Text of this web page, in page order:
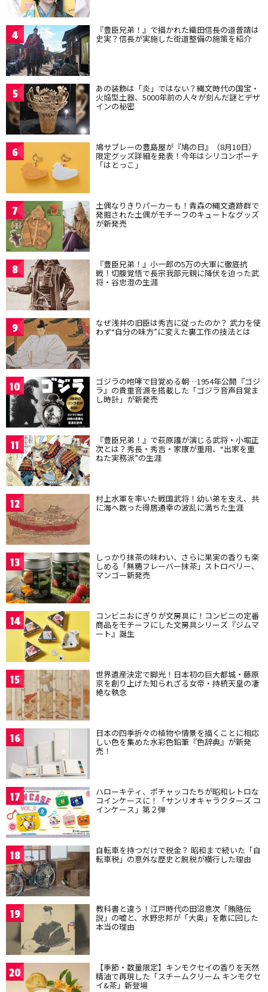
4 『豊臣兄弟！』で描かれた織田信長の道普請は
史実？信長が実施した街道整備の施策を紹介
5 あの装飾は「炎」ではない？縄文時代の国宝・
火焔型土器、5000年前の人々が刻んだ謎とデザ
インの秘密
6 鳩サブレーの豊島屋が『鳩の日』（8月10日）
限定グッズ詳細を発表！今年はシリコンポーチ
「はとっこ」
7 土偶なりきりパーカーも！青森の縄文遺跡群で
発掘された土偶がモチーフのキュートなグッズ
が新発売
8 『豊臣兄弟！』小一郎の5万の大軍に徹底抗
戦！切腹覚悟で長宗我部元親に降伏を迫った武
将・谷忠澄の生涯
9 なぜ浅井の旧臣は秀吉に従ったのか？ 武力を使
わず“自分の味方”に変えた裏工作の技法とは
10 ゴジラの咆哮で目覚める朝…1954年公開『ゴジ
ラ』の貴重音源を搭載した「ゴジラ音声目覚ま
し時計」が新発売
11 『豊臣兄弟！』で萩原護が演じる武将・小堀正
次とは？秀長・秀吉・家康が重用、“出家を重
ねた実務派”の生涯
12 村上水軍を率いた戦国武将！幼い弟を支え、共
に海へ散った得居通幸の波乱に満ちた生涯
13 しっかり抹茶の味わい、さらに果実の香りも楽
しめる「無糖フレーバー抹茶」ストロベリー、
マンゴー新発売
14 コンビニおにぎりが文房具に！コンビニの定番
商品をモチーフにした文房具シリーズ『ジムマ
ート』誕生
15 世界遺産決定で脚光！日本初の巨大都城・藤原
京を創り上げた知られざる女帝・持統天皇の凄
絶な執念
16 日本の四季折々の植物や情景を描くことに相応
しい色を集めた水彩色鉛筆『色辞典』が新発
売！
17 ハローキティ、ポチャッコたちが昭和レトロな
コインケースに！「サンリオキャラクターズ コ
インケース」第２弾
18 自転車を持つだけで税金？ 昭和まで続いた「自
転車税」の意外な歴史と脱税が横行した理由
19 教科書と違う！江戸時代の田沼意次「賄賂伝
説」の嘘と、水野忠邦が「大奥」を敵に回した
本当の理由
20 【季節・数量限定】キンモクセイの香りを天然
精油で再現した「スチームクリーム キンモクセ
イ&茶」新登場